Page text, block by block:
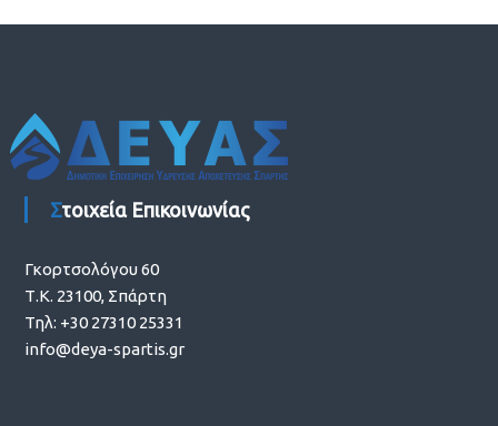
άρθρων
Στοιχεία Επικοινωνίας
Γκορτσολόγου 60
Τ.Κ. 23100, Σπάρτη
Τηλ: +30 27310 25331
info@deya-spartis.gr